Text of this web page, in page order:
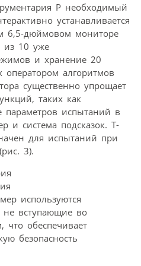
Р необходимый
устанавливается
6,5-дюймовом мониторе
из 10 уже
и хранение 20
алгоритмов
существенно упрощает
таких как
параметров испытаний в
и система подсказок. T-
для испытаний при
3).
используются
не вступающие во
что обеспечивает
безопасность